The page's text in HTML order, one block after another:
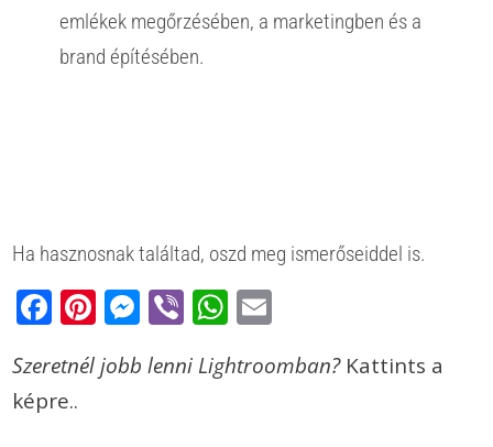
emlékek megőrzésében, a marketingben és a
brand építésében.
Ha hasznosnak találtad, oszd meg ismerőseiddel is.
Facebook
Pinterest
Messenger
ViberWhatsApp
Szeretnél jobb lenni Lightroomban? Kattints a
képre..